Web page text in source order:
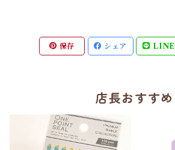
庫限り】
保存 シェア LINE
店長おすすめ